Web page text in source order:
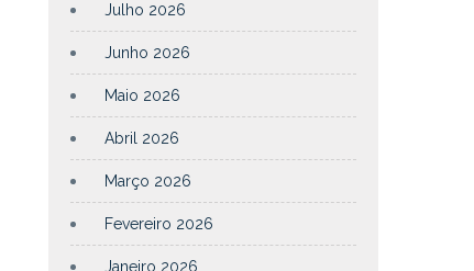
Julho 2026
Junho 2026
Maio 2026
Abril 2026
Março 2026
Fevereiro 2026
Janeiro 2026